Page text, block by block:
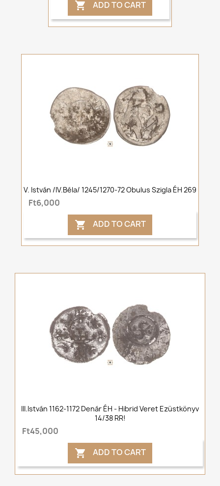
 ADD TO CART
V. István /IV.Béla/ 1245/1270-72 Obulus Szigla ÉH 269
Ft6,000
 ADD TO CART
III.István 1162-1172 Denár ÉH - Hibrid Veret Ezüstkönyv
14/38 RR!
Ft45,000
 ADD TO CART